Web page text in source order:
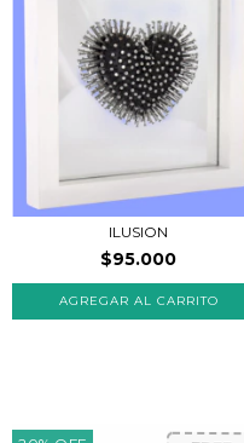
ILUSION
$95.000